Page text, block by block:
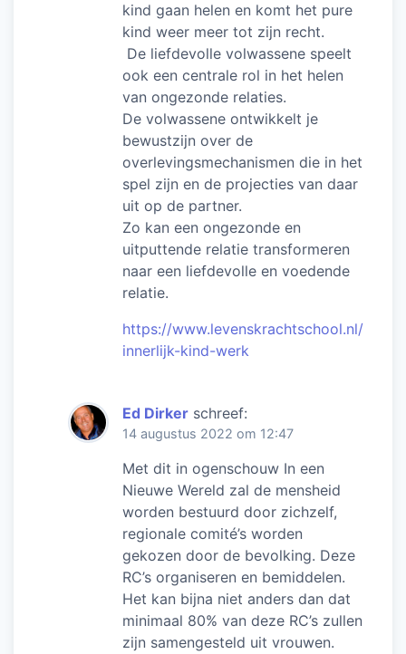
kind gaan helen en komt het pure
kind weer meer tot zijn recht.
De liefdevolle volwassene speelt
ook een centrale rol in het helen
van ongezonde relaties.
De volwassene ontwikkelt je
bewustzijn over de
overlevingsmechanismen die in het
spel zijn en de projecties van daar
uit op de partner.
Zo kan een ongezonde en
uitputtende relatie transformeren
naar een liefdevolle en voedende
relatie.
https://www.levenskrachtschool.nl/
innerlijk-kind-werk
Ed Dirker schreef:
14 augustus 2022 om 12:47
Met dit in ogenschouw In een
Nieuwe Wereld zal de mensheid
worden bestuurd door zichzelf,
regionale comité’s worden
gekozen door de bevolking. Deze
RC’s organiseren en bemiddelen.
Het kan bijna niet anders dan dat
minimaal 80% van deze RC’s zullen
zijn samengesteld uit vrouwen.